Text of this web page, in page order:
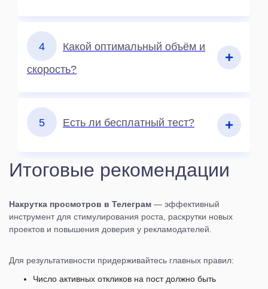
4 Какой оптимальный объём и
скорость?
5 Есть ли бесплатный тест?
Итоговые рекомендации
Накрутка просмотров в Телеграм — эффективный
инструмент для стимулирования роста, раскрутки новых
проектов и повышения доверия у рекламодателей.
Для результативности придерживайтесь главных правил:
Число активных откликов на пост должно быть